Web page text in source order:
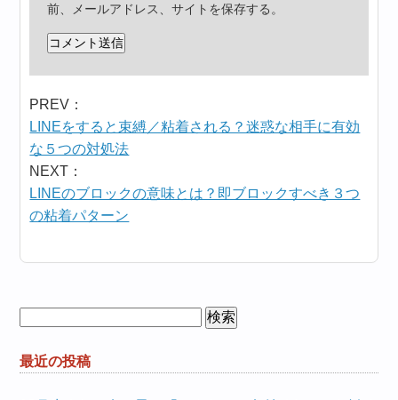
前、メールアドレス、サイトを保存する。
PREV：
LINEをすると束縛／粘着される？迷惑な相手に有効
な５つの対処法
NEXT：
LINEのブロックの意味とは？即ブロックすべき３つ
の粘着パターン
最近の投稿